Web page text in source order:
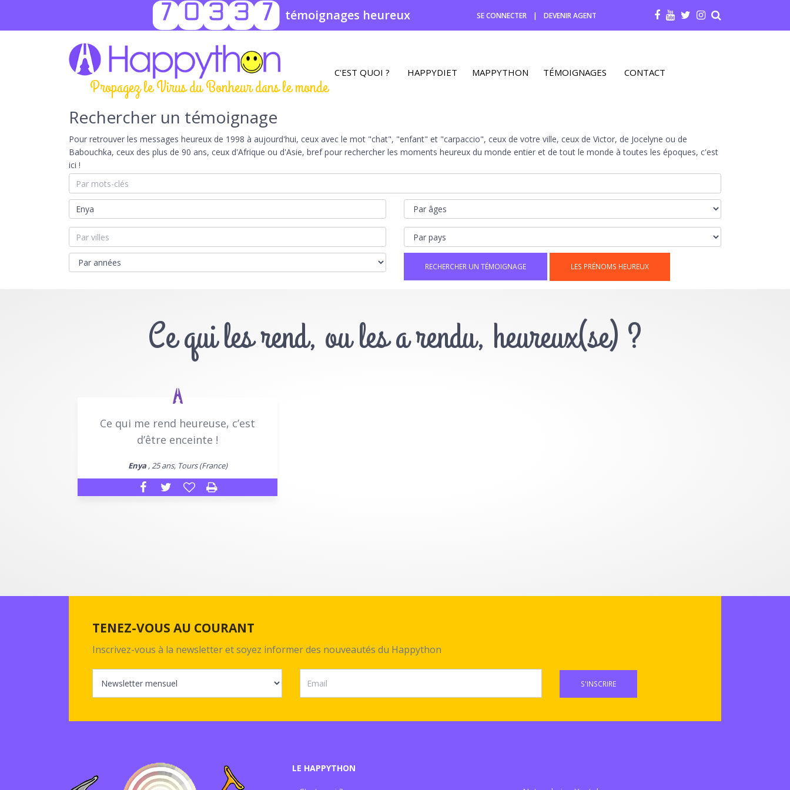
70337 témoignages heureux SE CONNECTER | DEVENIR AGENT
Propagez le Virus du Bonheur dans le monde
C'EST QUOI ? HAPPYDIET MAPPYTHON TÉMOIGNAGES CONTACT
Rechercher un témoignage
Pour retrouver les messages heureux de 1998 à aujourd'hui, ceux avec le mot "chat", "enfant" et "carpaccio", ceux de votre ville, ceux de Victor, de Jocelyne ou de
Babouchka, ceux des plus de 90 ans, ceux d'Afrique ou d'Asie, bref pour rechercher les moments heureux du monde entier et de tout le monde à toutes les époques, c'est
ici !
LES PRÉNOMS HEUREUX
Ce qui les rend, ou les a rendu, heureux(se) ?
Ce qui me rend heureuse, c’est
d’être enceinte !
Enya, 25 ans, Tours (France)
TENEZ-VOUS AU COURANT
Inscrivez-vous à la newsletter et soyez informer des nouveautés du Happython
S'INSCRIRE
LE HAPPYTHON